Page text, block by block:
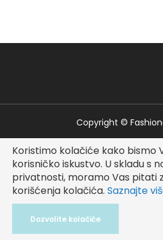
Koristimo kolačiće kako bismo
korisničko iskustvo. U skladu s
privatnosti, moramo Vas pitati
korišćenja kolačića. Saznajte
Dozvolite kolačiće
Copyright ©